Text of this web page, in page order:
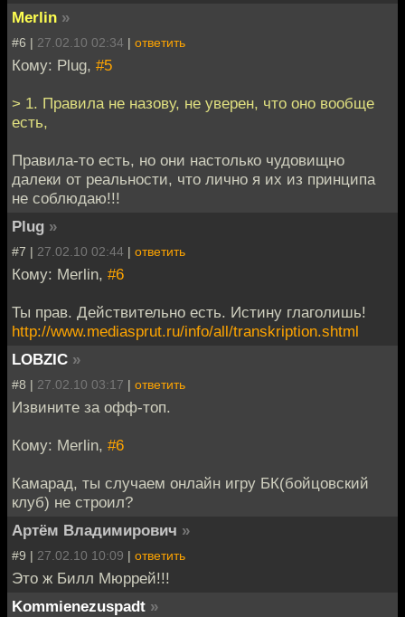
Merlin »
#6 | 27.02.10 02:34 | ответить
Кому: Plug, #5
> 1. Правила не назову, не уверен, что оно вообще
есть,
Правила-то есть, но они настолько чудовищно
далеки от реальности, что лично я их из принципа
не соблюдаю!!!
Plug »
#7 | 27.02.10 02:44 | ответить
Кому: Merlin, #6
Ты прав. Действительно есть. Истину глаголишь!
http://www.mediasprut.ru/info/all/transkription.shtml
LOBZIC »
#8 | 27.02.10 03:17 | ответить
Извините за офф-топ.
Кому: Merlin, #6
Камарад, ты случаем онлайн игру БК(бойцовский
клуб) не строил?
Артём Владимирович »
#9 | 27.02.10 10:09 | ответить
Это ж Билл Мюррей!!!
Kommienezuspadt »